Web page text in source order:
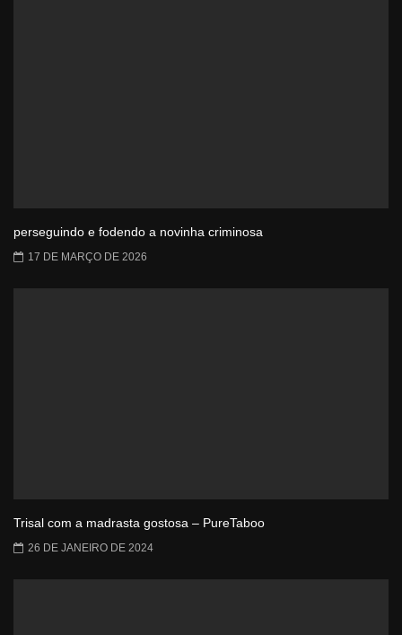
perseguindo e fodendo a novinha criminosa
17 DE MARÇO DE 2026
Trisal com a madrasta gostosa – PureTaboo
26 DE JANEIRO DE 2024